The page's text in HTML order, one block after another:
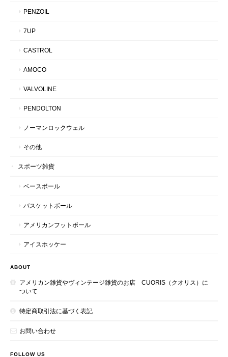
PENZOIL
7UP
CASTROL
AMOCO
VALVOLINE
PENDOLTON
ノーマンロックウェル
その他
スポーツ雑貨
ベースボール
バスケットボール
アメリカンフットボール
アイスホッケー
ABOUT
アメリカン雑貨やヴィンテージ雑貨のお店 CUORIS（クオリス）に
ついて
特定商取引法に基づく表記
お問い合わせ
FOLLOW US